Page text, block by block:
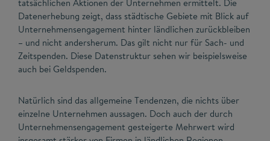
tatsächlichen Aktionen der Unternehmen ermittelt. Die
Datenerhebung zeigt, dass städtische Gebiete mit Blick auf
Unternehmensengagement hinter ländlichen zurückbleiben
– und nicht andersherum. Das gilt nicht nur für Sach- und
Zeitspenden. Diese Datenstruktur sehen wir beispielsweise
auch bei Geldspenden.
Natürlich sind das allgemeine Tendenzen, die nichts über
einzelne Unternehmen aussagen. Doch auch der durch
Unternehmensengagement gesteigerte Mehrwert wird